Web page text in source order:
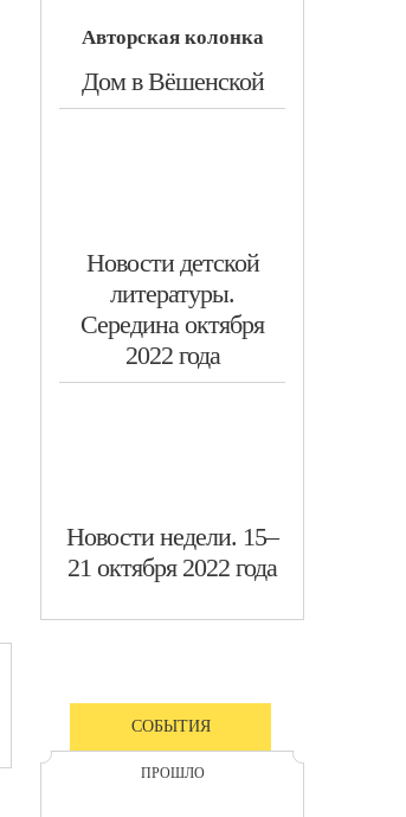
Авторская колонка
​Дом в Вёшенской
​Новости детской
литературы.
Середина октября
2022 года
​Новости недели. 15–
21 октября 2022 года
СОБЫТИЯ
ПРОШЛО